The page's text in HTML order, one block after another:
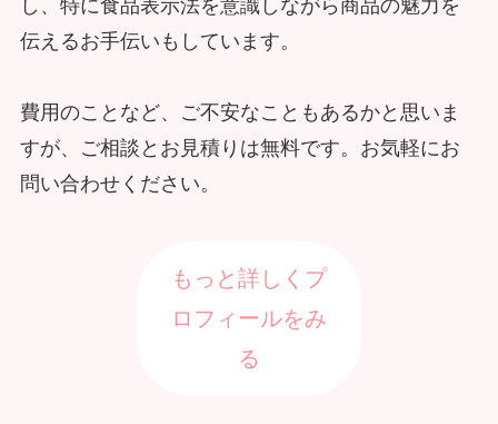
し、特に食品表示法を意識しながら商品の魅力を
伝えるお手伝いもしています。
費用のことなど、ご不安なこともあるかと思いま
すが、ご相談とお見積りは無料です。お気軽にお
問い合わせください。
もっと詳しくプ
ロフィールをみ
る